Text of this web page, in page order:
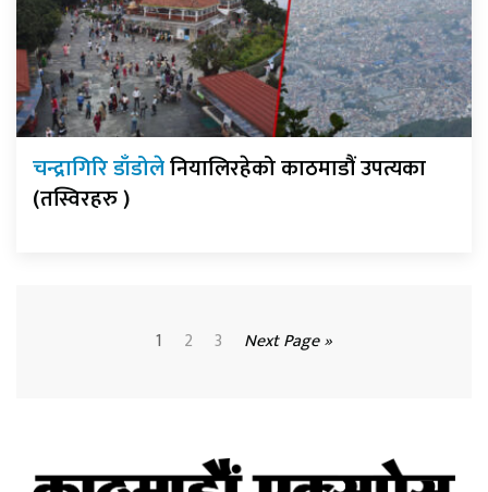
चन्द्रागिरि डाँडोलेनियालिरहेको काठमाडौं उपत्यका
(तस्विरहरु )
1 2 3 Next Page »